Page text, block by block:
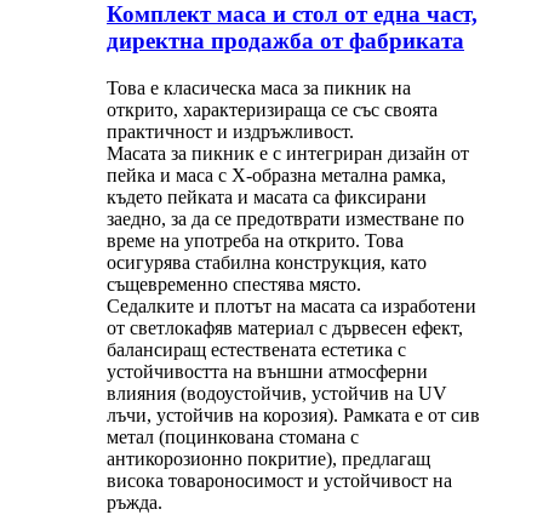
Комплект маса и стол от една част,
директна продажба от фабриката
Това е класическа маса за пикник на
открито, характеризираща се със своята
практичност и издръжливост.
Масата за пикник е с интегриран дизайн от
пейка и маса с X-образна метална рамка,
където пейката и масата са фиксирани
заедно, за да се предотврати изместване по
време на употреба на открито. Това
осигурява стабилна конструкция, като
същевременно спестява място.
Седалките и плотът на масата са изработени
от светлокафяв материал с дървесен ефект,
балансиращ естествената естетика с
устойчивостта на външни атмосферни
влияния (водоустойчив, устойчив на UV
лъчи, устойчив на корозия). Рамката е от сив
метал (поцинкована стомана с
антикорозионно покритие), предлагащ
висока товароносимост и устойчивост на
ръжда.